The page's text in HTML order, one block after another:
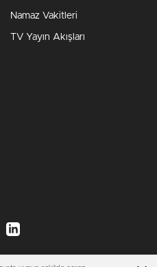
Namaz Vakitleri
TV Yayın Akışları